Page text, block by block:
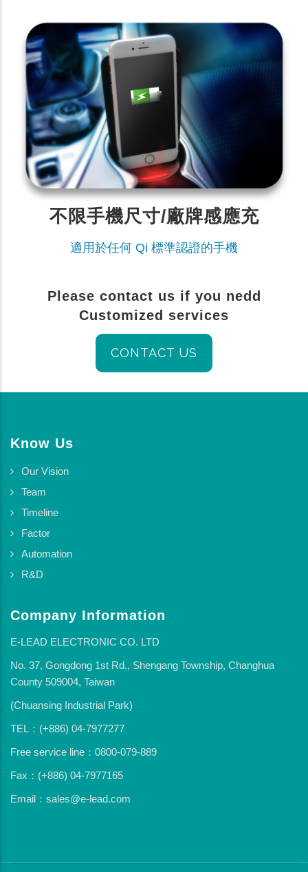
不限手機尺寸/廠牌感應充
適用於任何 Qi 標準認證的手機
Please contact us if you nedd
Customized services
CONTACT US
Know Us
Our Vision
Team
Timeline
Factor
Automation
R&D
Company Information
E-LEAD ELECTRONIC CO. LTD
No. 37, Gongdong 1st Rd., Shengang Township, Changhua
County 509004, Taiwan
(Chuansing Industrial Park)
TEL：(+886) 04-7977277
Free service line：0800-079-889
Fax：(+886) 04-7977165
Email：sales@e-lead.com